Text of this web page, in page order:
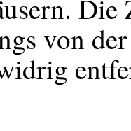
von